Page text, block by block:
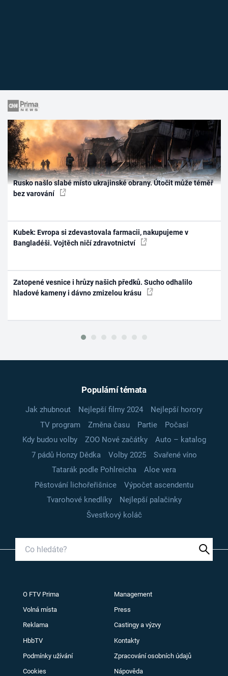
Rusko našlo slabé místo ukrajinské obrany. Útočit může téměř
bez varování
Kubek: Evropa si zdevastovala farmacii, nakupujeme v
Bangladéši. Vojtěch ničí zdravotnictví
Zatopené vesnice i hrůzy našich předků. Sucho odhalilo
hladové kameny i dávno zmizelou krásu
Populární témata
Jak zhubnout Nejlepší filmy 2024
Nejlepší horory
TV program
Změna času Partie
Počasí
Kdy budou volby
ZOO Nové začátky
Auto – katalog
7 pádů Honzy Dědka
Volby 2025
Svařené víno
Tatarák podle Pohlreicha
Aloe vera
Pěstování lichořeřišnice
Výpočet ascendentu
Tvarohové knedlíky
Nejlepší palačinky
Švestkový koláč
O FTV Prima Management
Volná místa Press
Reklama Castingy a výzvy
HbbTV Kontakty
Podmínky užívání Zpracování osobních údajů
Cookies Nápověda